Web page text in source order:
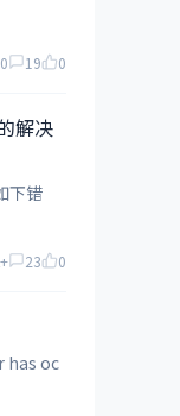
0 19 0
解决
下错
23 0
has oc